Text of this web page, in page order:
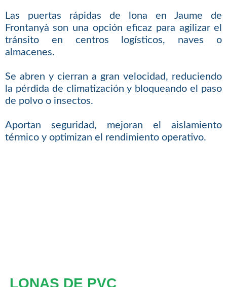
Las puertas rápidas de lona en Jaume de
Frontanyà son una opción eficaz para agilizar el
tránsito en centros logísticos, naves o
almacenes.
Se abren y cierran a gran velocidad, reduciendo
la pérdida de climatización y bloqueando el paso
de polvo o insectos.
Aportan seguridad, mejoran el aislamiento
térmico y optimizan el rendimiento operativo.
LONAS DE PVC